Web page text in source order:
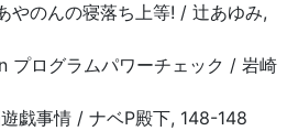
やのんの寝落ち上等! / 辻あゆみ,
プログラムパワーチェック / 岩崎
戯事情 / ナベP殿下, 148-148